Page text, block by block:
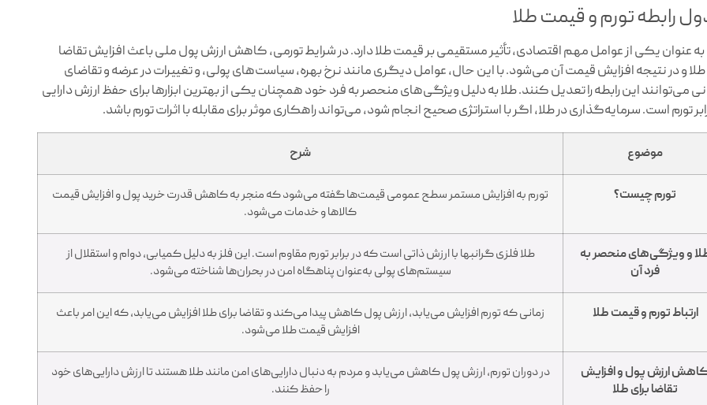
رابطه تورم و قیمت طلا
به عنوان یکی از عوامل مهم اقتصادی، تأثیر مستقیمی بر قیمت طلا دارد. در شرایط تورمی، کاهش ارزش پول ملی باعث افزایش تقاضا
طلا و در نتیجه افزایش قیمت آن می‌شود. با این حال، عوامل دیگری مانند نرخ بهره، سیاست‌های پولی، و تغییرات در عرضه و تقاضای
می‌توانند این رابطه را تعدیل کنند. طلا به دلیل ویژگی‌های منحصر به فرد خود همچنان یکی از بهترین ابزارها برای حفظ ارزش دارایی
تورم است. سرمایه‌گذاری در طلا، اگر با استراتژی صحیح انجام شود، می‌تواند راهکاری موثر برای مقابله با اثرات تورم باشد.
موضوع شرح
تورم چیست؟
تورم به افزایش مستمر سطح عمومی قیمت‌ها گفته می‌شود که منجر به کاهش قدرت خرید پول و افزایش قیمت
کالاها و خدمات می‌شود.
و ویژگی‌های منحصر به
فرد آن
طلا فلزی گرانبها با ارزش ذاتی است که در برابر تورم مقاوم است. این فلز به دلیل کمیابی، دوام و استقلال از
سیستم‌های پولی به‌عنوان پناهگاه امن در بحران‌ها شناخته می‌شود.
ارتباط تورم و قیمت طلا
زمانی که تورم افزایش می‌یابد، ارزش پول کاهش پیدا می‌کند و تقاضا برای طلا افزایش می‌یابد، که این امر باعث
افزایش قیمت طلا می‌شود.
ارزش پول و افزایش
تقاضا برای طلا
در دوران تورم، ارزش پول کاهش می‌یابد و مردم به دنبال دارایی‌های امن مانند طلا هستند تا ارزش دارایی‌های خود
را حفظ کنند.